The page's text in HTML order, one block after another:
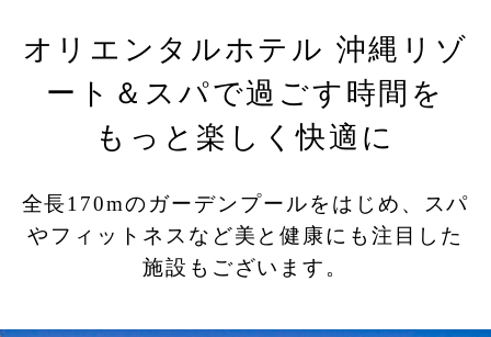
Rooms
SEARCH
オリエンタルホテル 沖縄リゾ
ート＆スパで過ごす時間を
もっと楽しく快適に
全長170mのガーデンプールをはじめ、スパ
やフィットネスなど美と健康にも注目した
施設もございます。